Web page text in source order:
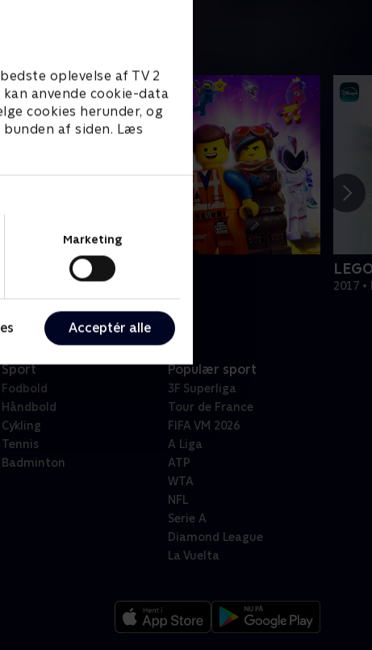
oplevelse af TV 2
anvende cookie-data
cookies herunder, og
af siden. Læs
Marketing
Acceptér alle
LEGO filmen 2
2019 • Film • 1 t. 47 min 2017
Sport
Fodbold
Håndbold
Cykling
Tennis
Badminton
Populær sport
3F Superliga
Tour de France
FIFA VM 2026
A Liga
ATP
WTA
NFL
Serie A
Diamond League
La Vuelta